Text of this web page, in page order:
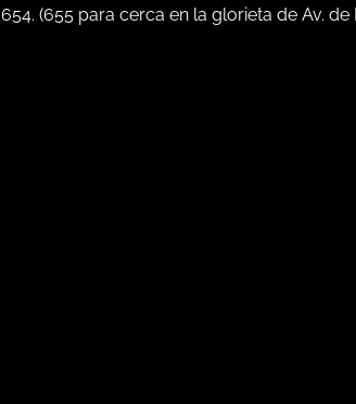
654. (655 para cerca en la glorieta de Av. de